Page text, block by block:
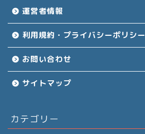
運営者情報
利用規約・プライバシーポリシー
お問い合わせ
サイトマップ
カテゴリー